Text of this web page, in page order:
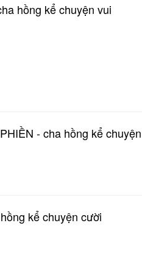
hồng kể chuyện vui
- cha hồng kể
kể chuyện cười